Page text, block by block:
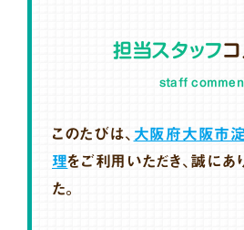
担当スタッフ
staff
このたびは、 大阪府大阪市
理をご利用いただき、誠にあ
た。